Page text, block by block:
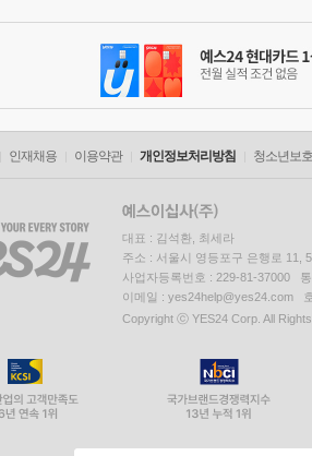
인재채용 이용약관 개인정보처리방침 청소년보
대표 : 김석환, 최세라
주소 : 서울시 영등포구 은행로 11,
사업자등록번호 : 229-81-37000
이메일 : yes24help@yes24.com
Copyright ⓒ YES24 Corp. All